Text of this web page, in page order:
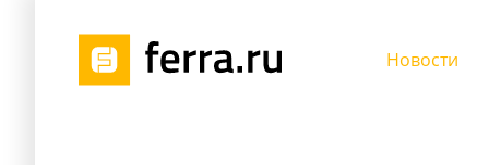
Новости